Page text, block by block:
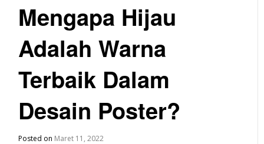
Mengapa Hijau
Adalah Warna
Terbaik Dalam
Desain Poster?
Posted on Maret 11, 2022